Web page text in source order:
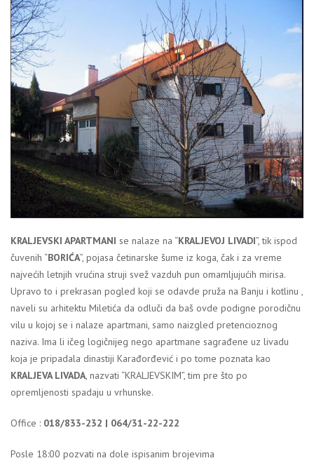
KRALJEVSKI APARTMANI se nalaze na “KRALJEVOJ LIVADI”, tik ispod
čuvenih “BORIĆA”, pojasa četinarske šume iz koga, čak i za vreme
najvećih letnjih vrućina struji svež vazduh pun omamljujućih mirisa.
Upravo to i prekrasan pogled koji se odavde pruža na Banju i kotlinu ,
naveli su arhitektu Miletića da odluči da baš ovde podigne porodičnu
vilu u kojoj se i nalaze apartmani, samo naizgled pretencioznog
naziva. Ima li ičeg logičnijeg nego apartmane sagrađene uz livadu
koja je pripadala dinastiji Karađorđević i po tome poznata kao
KRALJEVA LIVADA, nazvati “KRALJEVSKIM”, tim pre što po
opremljenosti spadaju u vrhunske.
Office : 018/833-232 | 064/31-22-222
Posle 18:00 pozvati na dole ispisanim brojevima